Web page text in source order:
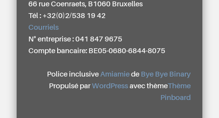
66 rue Coenraets, B1060 Bruxelles
Tél : +32(0)2/538 19 42
Courriels
N° entreprise : 041 847 9675
Compte bancaire: BE05-0680-6844-8075
Police inclusive Amiamiede Bye Bye Binary
Propulsé par WordPressavec thèmeThème
Pinboard